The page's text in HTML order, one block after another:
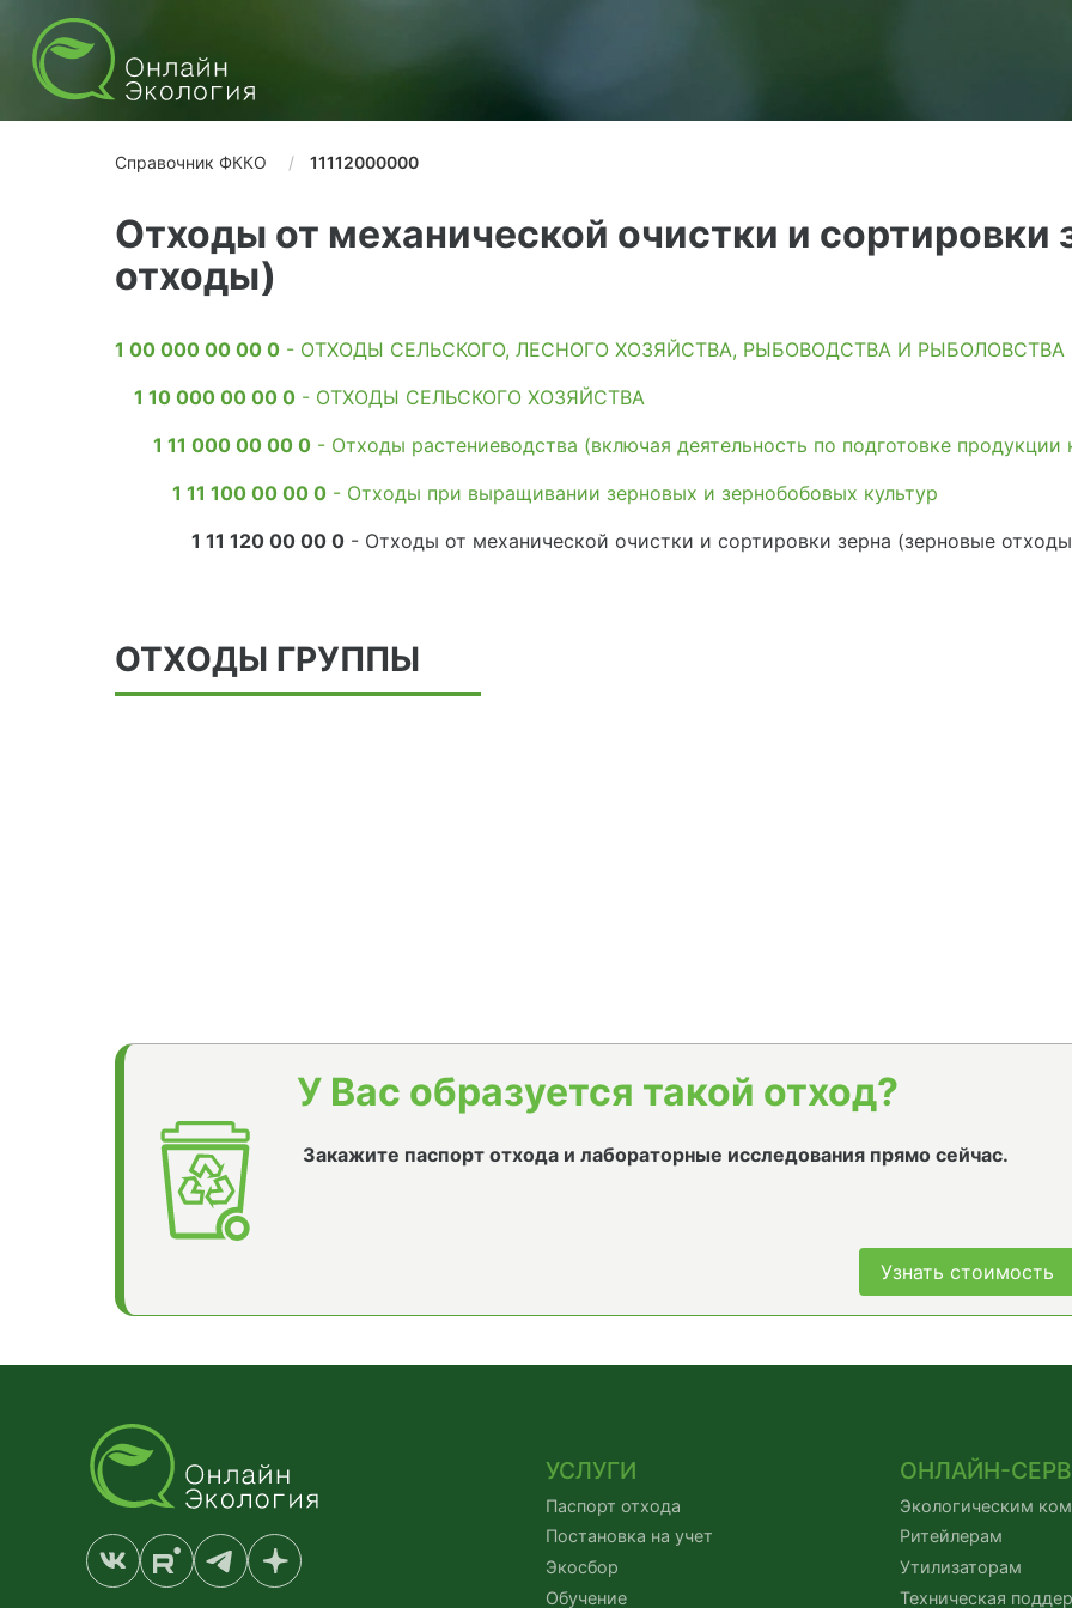
Справочник ФККО 11112000000
Отходы от механической очистки и сортировки
отходы)
1 00 000 00 00 0 - ОТХОДЫ СЕЛЬСКОГО, ЛЕСНОГО ХОЗЯЙСТВА, РЫБОВОДСТВА И РЫБОЛОВСТВА
1 10 000 00 00 0 - ОТХОДЫ СЕЛЬСКОГО ХОЗЯЙСТВА
1 11 000 00 00 0 - Отходы растениеводства (включая деятельность по подготовке продукции
1 11 100 00 00 0 - Отходы при выращивании зерновых и зернобобовых культур
1 11 120 00 00 0 - Отходы от механической очистки и сортировки зерна (зерновые
ОТХОДЫ ГРУППЫ
У Вас образуется такой отход?
Закажите паспорт отхода и лабораторные исследования прямо сейчас.
Узнать стоимость
УСЛУГИ
Паспорт отхода
Постановка на учет
Экосбор
Обучение
ОНЛАЙН-
Экологическим
Ритейлерам
Утилизаторам
Техническая